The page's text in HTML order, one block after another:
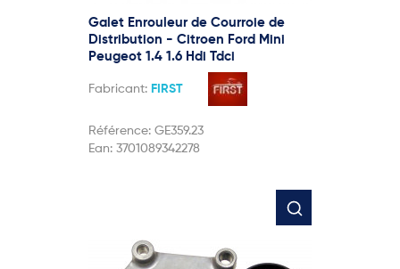
Galet Enrouleur de Courroie de
Distribution - Citroen Ford Mini
Peugeot 1.4 1.6 Hdi Tdci
Fabricant: FIRST
Référence: GE359.23
Ean: 3701089342278